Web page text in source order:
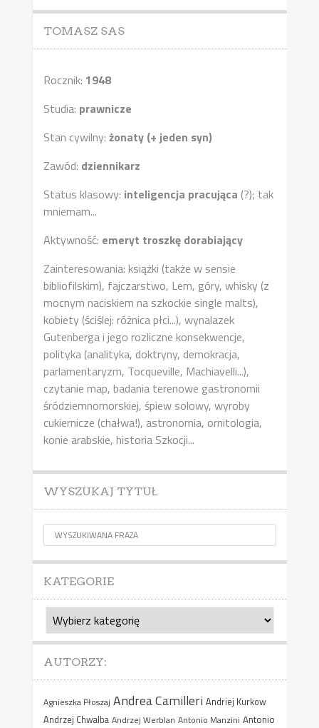
TOMASZ SAS
Rocznik: 1948
Studia: prawnicze
Stan cywilny: żonaty (+ jeden syn)
Zawód: dziennikarz
Status klasowy: inteligencja pracująca (?); tak
mniemam...
Aktywność: emeryt troszkę dorabiający
Zainteresowania: książki (także w sensie
bibliofilskim), fajczarstwo, Lem, góry, whisky (z
mocnym naciskiem na szkockie single malts),
kobiety (ściślej: różnica płci...), wynalazek
Gutenberga i jego rozliczne konsekwencje,
polityka (analityka, doktryny, demokracja,
parlamentaryzm, Tocqueville, Machiavelli...),
czytanie map, badania terenowe gastronomii
śródziemnomorskiej, śpiew solowy, wyroby
cukiernicze (chałwa!), astronomia, ornitologia,
konie arabskie, historia Szkocji...
WYSZUKAJ TYTUŁ
KATEGORIE
Kategorie
AUTORZY:
Agnieszka Płoszaj Andrea Camilleri Andriej Kurkow
Andrzej Chwalba Andrzej Werblan Antonio Manzini Antonio